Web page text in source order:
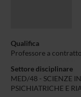
Qualifica
Professore a contratto
Settore disciplinare
MED/48 - SCIENZE
PSICHIATRICHE E